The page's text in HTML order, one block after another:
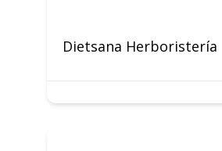
Dietsana Herboristería